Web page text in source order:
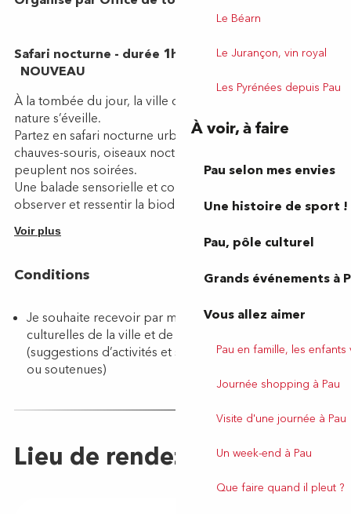
Le Béarn
Le Jurançon, vin royal
Les Pyrénées depuis Pau
À voir, à faire
Pau selon mes envies
Une histoire de sport !
Pau, pôle culturel
Grands événements à
Vous allez aimer
Pau en famille, les
Journée shopping à Pau
Visite d'une journée à Pau
Un week-end à Pau
Que faire quand il pleut ?